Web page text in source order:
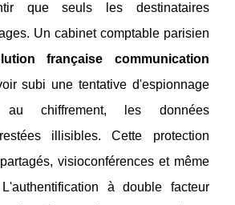
que seuls les destinataires
Un cabinet comptable parisien
française communication
subi une tentative d'espionnage
au chiffrement, les données
illisibles. Cette protection
visioconférences et même
à double facteur